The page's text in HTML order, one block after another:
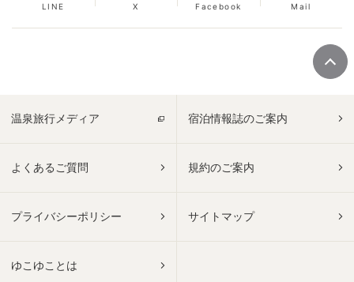
LINE X Facebook Mail
温泉旅行メディア 宿泊情報誌のご案内
よくあるご質問 規約のご案内
プライバシーポリシー サイトマップ
ゆこゆことは